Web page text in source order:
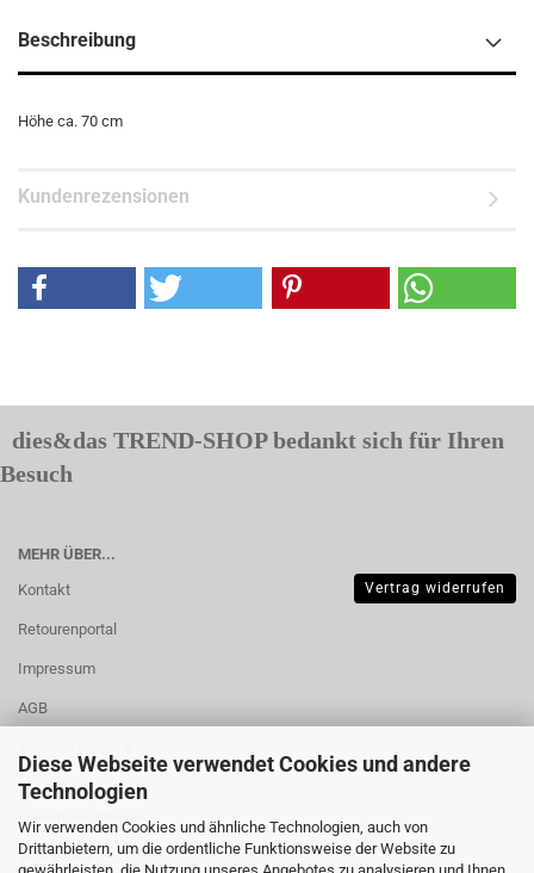
Diese Webseite verwendet Cookies und andere
Technologien
Wir verwenden Cookies und ähnliche Technologien, auch von
Drittanbietern, um die ordentliche Funktionsweise der Website zu
gewährleisten, die Nutzung unseres Angebotes zu analysieren und Ihnen
Beschreibung
Höhe ca. 70 cm
Kundenrezensionen
dies&das TREND-SHOP bedankt sich für Ihren
Besuch
MEHR ÜBER...
Kontakt
Retourenportal
Impressum
AGB
Muster-
Widerrufsformular
Versand- &
Vertrag widerrufen